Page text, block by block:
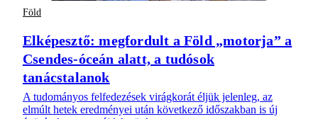
Föld
Elképesztő: megfordult a Föld „motorja” a
Csendes-óceán alatt, a tudósok
tanácstalanok
A tudományos felfedezések virágkorát éljük jelenleg, az
elmúlt hetek eredményei után következő időszakban is új